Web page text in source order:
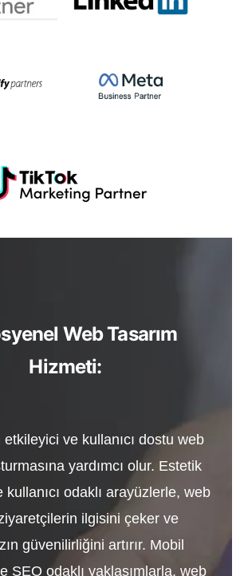
Web Tasarım
Hizmeti:
ve kullanıcı dostu web
yardımcı olur. Estetik
kullanıcı odaklı arayüzlerle, web
ilgisini çeker ve
güvenilirliğini artırır. Mobil
SEO odaklı yaklaşımlarla, web